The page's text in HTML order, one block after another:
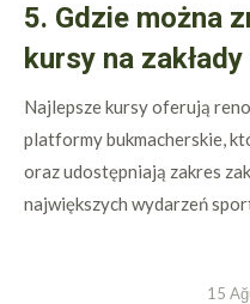
5. Gdzie można
kursy na
Najlepsze kursy oferują
platformy bukmacherskie,
oraz udostępniają zakres
największych wydarzeń
15